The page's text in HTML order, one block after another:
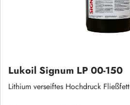
Lukoil Signum LP 00-150
Lithium verseiftes Hochdruck Fließfett